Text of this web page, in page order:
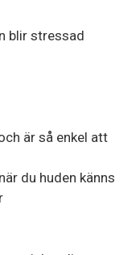
blir stressad
är så enkel att
du huden känns